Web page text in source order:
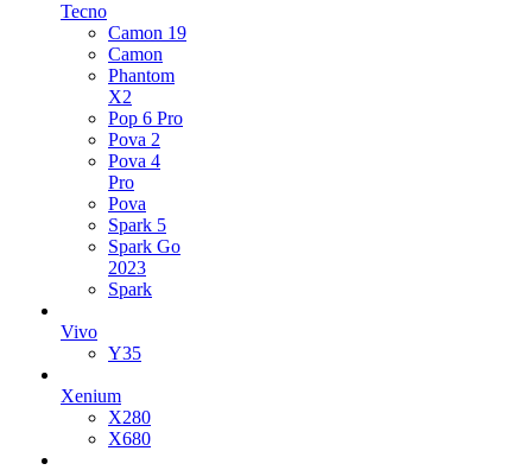
Tecno
Camon 19
Camon
Phantom
X2
Pop 6 Pro
Pova 2
Pova 4
Pro
Pova
Spark 5
Spark Go
2023
Spark
Vivo
Y35
Xenium
X280
X680